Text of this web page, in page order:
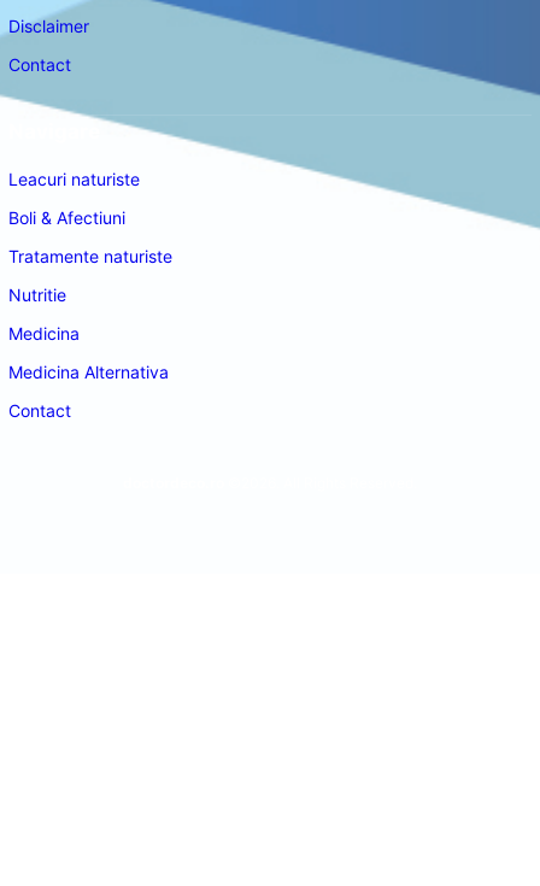
Disclaimer
Contact
Leacuri naturiste
Boli & Afectiuni
Tratamente naturiste
Nutritie
Medicina
Medicina Alternativa
Contact